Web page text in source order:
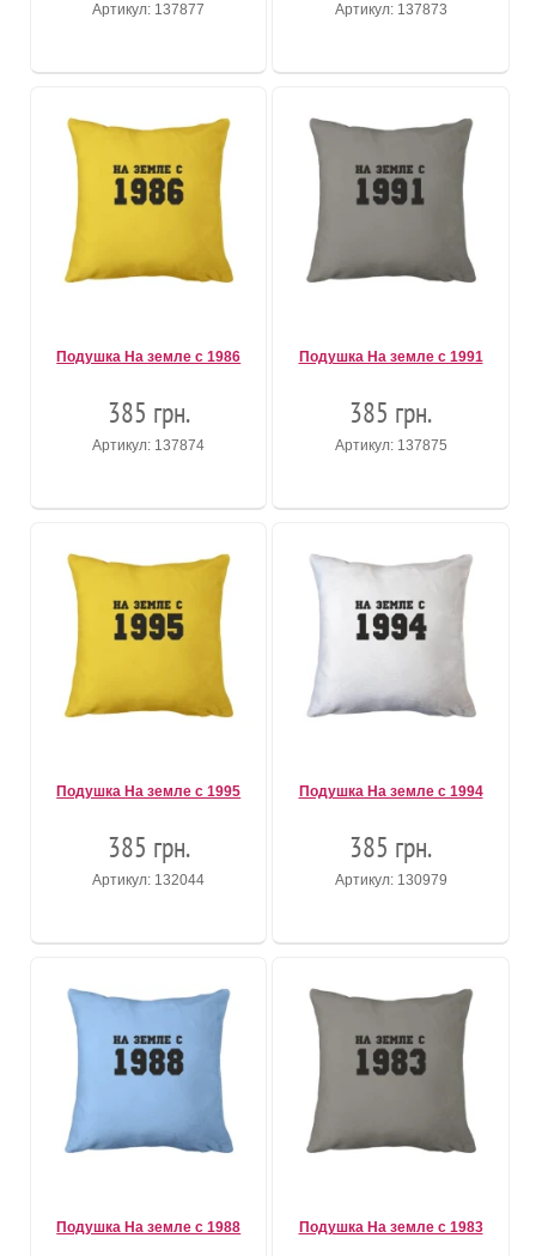
Артикул: 137877 Артикул: 137873
Подушка На земле с 1986
385 грн.
Артикул: 137874
Подушка На земле с 1991
385 грн.
Артикул: 137875
Подушка На земле с 1995
385 грн.
Артикул: 132044
Подушка На земле с 1994
385 грн.
Артикул: 130979
Подушка На земле с 1988 Подушка На земле с 1983